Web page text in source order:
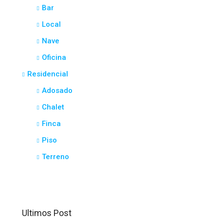
Bar
Local
Nave
Oficina
Residencial
Adosado
Chalet
Finca
Piso
Terreno
Ultimos Post